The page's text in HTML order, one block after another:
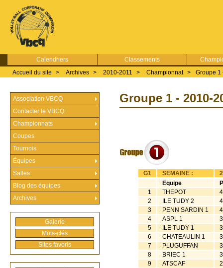
Calendriers Classements
Accueil du site
> Archives > 2010-2011 > Championnat > Groupe 1
Groupe 1 - 2010-
G1 SEMAINE :
Equipe
1
THEPOT
2
ILE TUDY 2
3
PENN SARDIN 1
4
ASPL 1
5
ILE TUDY 1
6
CHATEAULIN 1
7
PLUGUFFAN
8
BRIEC 1
9
ATSCAF
Association VBCQ
Contacter le VBCQ
Championnats
Coupes
Tournois
Équipes
Salles
Blog des équipes
Archives
Galerie
Mots-clés
Sites favoris